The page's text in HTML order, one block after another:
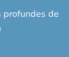
profundes de